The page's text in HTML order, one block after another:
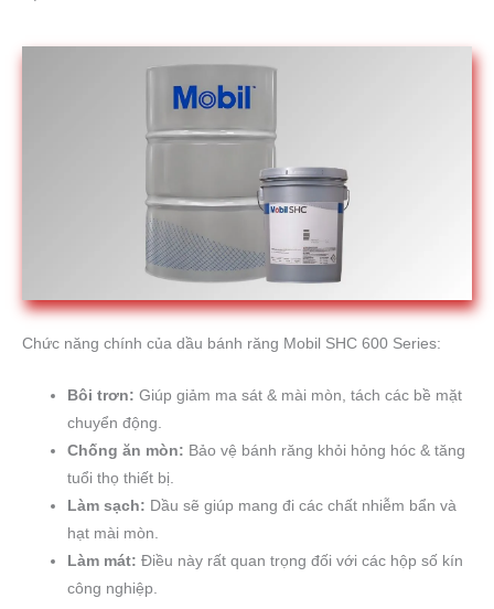
Chức năng chính của dầu bánh răng Mobil SHC 600 Series:
Bôi trơn: Giúp giảm ma sát & mài mòn, tách các bề mặt
chuyển động.
Chống ăn mòn: Bảo vệ bánh răng khỏi hỏng hóc & tăng
tuổi thọ thiết bị.
Làm sạch: Dầu sẽ giúp mang đi các chất nhiễm bẩn và
hạt mài mòn.
Làm mát: Điều này rất quan trọng đối với các hộp số kín
công nghiệp.